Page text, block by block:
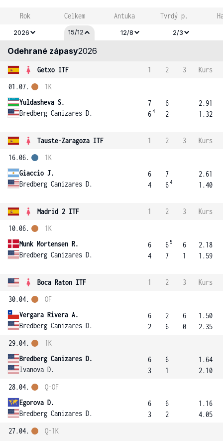
Rok Celkem Antuka Tvrdý p.
2026 15/12 12/8 2/3
Odehrané zápasy2026
Getxo ITF 1 2 3
Kurs
01.07.
Yuldasheva S.
Bredberg Canizares D.
1K
7
64
6
2
2.91
1.32
Tauste-Zaragoza ITF 1 2 3
Kurs
16.06.
Giaccio J.
Bredberg Canizares D.
1K
6
4
7
64
2.61
1.40
Madrid 2 ITF 1 2 3
Kurs
10.06.
Munk Mortensen R.
Bredberg Canizares D.
1K
6
4
6 5
7
6
1
2.18
1.59
Boca Raton ITF 1 2 3
Kurs
30.04.
Vergara Rivera A.
Bredberg Canizares D.
OF
6
2
2
6
6
0
1.50
2.35
29.04.
Bredberg Canizares D.
Ivanova D.
1K
6
3
6
1
1.64
2.10
28.04.
Egorova D.
Bredberg Canizares D.
Q-OF
6
3
6
2
1.16
4.05
27.04.
Q-1K